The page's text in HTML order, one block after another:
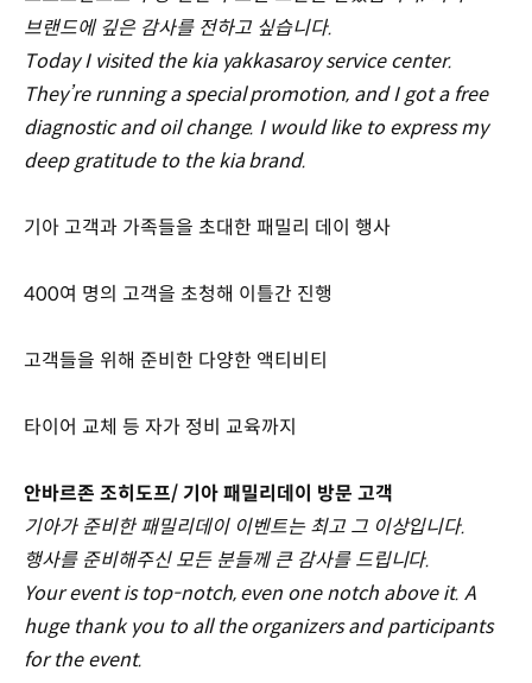
브랜드에 깊은 감사를 전하고 싶습니다.
Today I visited the kia yakkasaroy service center.
They’re running a special promotion, and I got a free
diagnostic and oil change. I would like to express my
deep gratitude to the kia brand.
기아 고객과 가족들을 초대한 패밀리 데이 행사
400여 명의 고객을 초청해 이틀간 진행
고객들을 위해 준비한 다양한 액티비티
타이어 교체 등 자가 정비 교육까지
안바르존 조히도프/ 기아 패밀리데이 방문 고객
기아가 준비한 패밀리데이 이벤트는 최고 그 이상입니다.
행사를 준비해주신 모든 분들께 큰 감사를 드립니다.
Your event is top-notch, even one notch above it. A
huge thank you to all the organizers and participants
for the event.